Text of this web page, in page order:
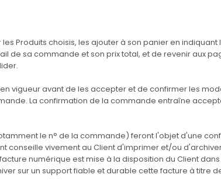
Produits choisis, les ajouter à son panier en indiquant
de sa commande et son prix total, et de revenir aux
vigueur avant de les accepter et de confirmer les
La confirmation de la commande entraîne
le n° de la commande) feront l'objet d'une
conseille vivement au Client d'imprimer et/ou
numérique est mise à la disposition du Client
sur un support fiable et durable cette facture à titre